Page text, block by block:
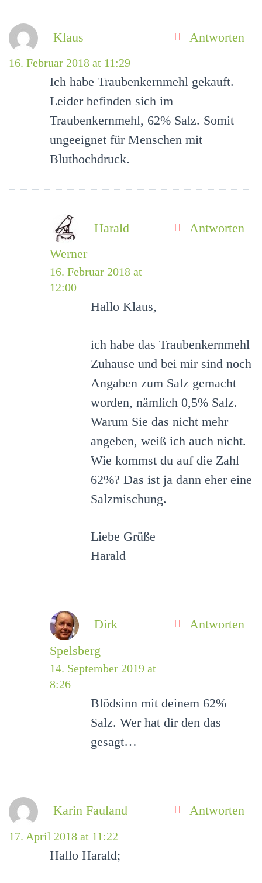
Klaus
16. Februar 2018 at 11:29
Antworten
Ich habe Traubenkernmehl gekauft.
Leider befinden sich im
Traubenkernmehl, 62% Salz. Somit
ungeeignet für Menschen mit
Bluthochdruck.
Harald
Werner
16. Februar 2018 at
12:00
Antworten
Hallo Klaus,
ich habe das Traubenkernmehl
Zuhause und bei mir sind noch
Angaben zum Salz gemacht
worden, nämlich 0,5% Salz.
Warum Sie das nicht mehr
angeben, weiß ich auch nicht.
Wie kommst du auf die Zahl
62%? Das ist ja dann eher eine
Salzmischung.
Liebe Grüße
Harald
Dirk
Spelsberg
14. September 2019 at
8:26
Antworten
Blödsinn mit deinem 62%
Salz. Wer hat dir den das
gesagt…
Karin Fauland
17. April 2018 at 11:22
Antworten
Hallo Harald;